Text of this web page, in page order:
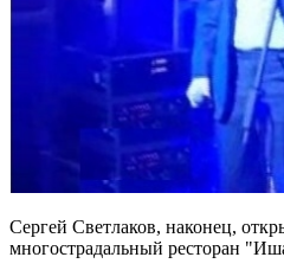
Сергей Светлаков, наконец,
многострадальный ресторан